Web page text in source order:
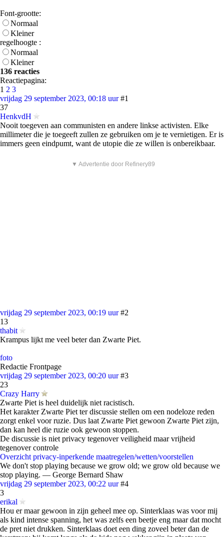
Font-grootte:
Normaal
Kleiner
regelhoogte :
Normaal
Kleiner
136 reacties
Reactiepagina:
1 2 3
vrijdag 29 september 2023, 00:18 uur #1
37
HenkvdH
Nooit toegeven aan communisten en andere linkse activisten. Elke
millimeter die je toegeeft zullen ze gebruiken om je te vernietigen. Er is
immers geen eindpumt, want de utopie die ze willen is onbereikbaar.
▼ Advertentie door Refinery89
vrijdag 29 september 2023, 00:19 uur #2
13
thabit
Krampus lijkt me veel beter dan Zwarte Piet.
foto
Redactie Frontpage
vrijdag 29 september 2023, 00:20 uur #3
23
Crazy Harry
Zwarte Piet is heel duidelijk niet racistisch.
Het karakter Zwarte Piet ter discussie stellen om een nodeloze reden
zorgt enkel voor ruzie. Dus laat Zwarte Piet gewoon Zwarte Piet zijn,
dan kan heel die ruzie ook gewoon stoppen.
De discussie is niet privacy tegenover veiligheid maar vrijheid
tegenover controle
Overzicht privacy-inperkende maatregelen/wetten/voorstellen
We don't stop playing because we grow old; we grow old because we
stop playing. ― George Bernard Shaw
vrijdag 29 september 2023, 00:22 uur #4
3
erikal
Hou er maar gewoon in zijn geheel mee op. Sinterklaas was voor mij
als kind intense spanning, het was zelfs een beetje eng maar dat mocht
de pret niet drukken. Sinterklaas doet een ding zoveel beter dan de